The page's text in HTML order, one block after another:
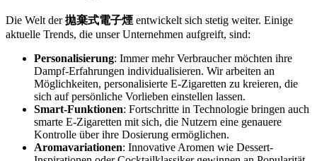
Die Welt der拋棄式電子煙 entwickelt sich stetig weiter. Einige
aktuelle Trends, die unser Unternehmen aufgreift, sind:
Personalisierung: Immer mehr Verbraucher möchten ihre
Dampf-Erfahrungen individualisieren. Wir arbeiten an
Möglichkeiten, personalisierte E-Zigaretten zu kreieren, die
sich auf persönliche Vorlieben einstellen lassen.
Smart-Funktionen: Fortschritte in Technologie bringen auch
smarte E-Zigaretten mit sich, die Nutzern eine genauere
Kontrolle über ihre Dosierung ermöglichen.
Aromavariationen: Innovative Aromen wie Dessert-